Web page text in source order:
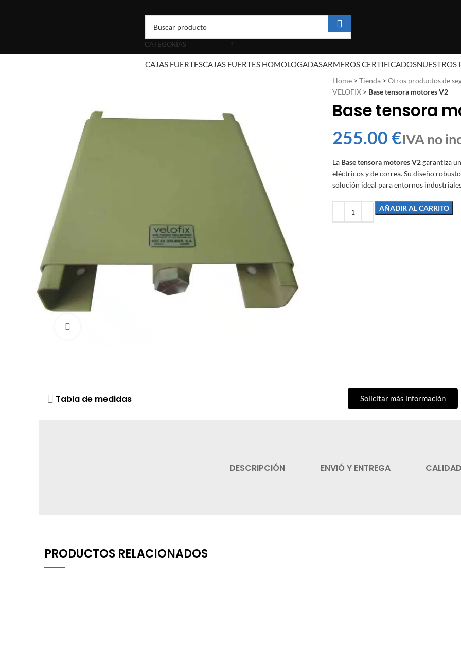
CATEGORÍAS
CAJAS FUERTESCAJAS FUERTES HOMOLOGADASARMEROS CERTIFICADOSNUESTROS
Home > Tienda > Otros productos de
VELOFIX > Base tensora motores V2
Base tensora
€
La Base tensora motores V2garantiza
eléctricos y de correa. Su diseño
solución ideal para entornos
AÑADIR AL CARRITO
Tabla de medidas Solicitar más información
DESCRIPCIÓN ENVIÓ Y ENTREGA
PRODUCTOS RELACIONADOS